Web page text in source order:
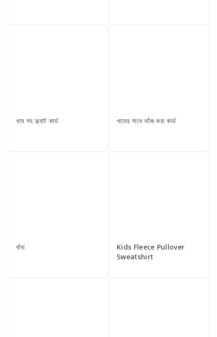
খাম সহ ফ্ল্যাট কার্ড খামের সাথে ভাঁজ করা কার্ড
ধাঁধা
Kids Fleece Pullover
Sweatshirt